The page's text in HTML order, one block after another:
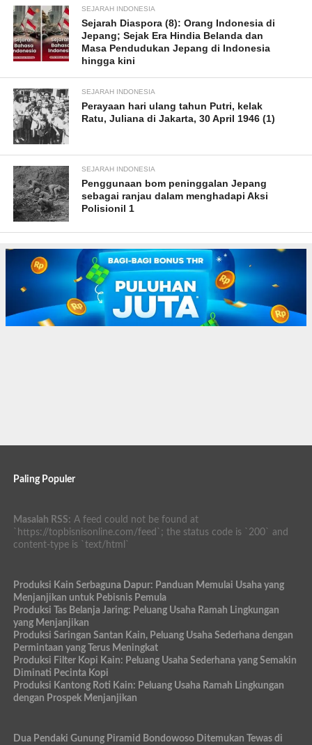
SEJARAH INDONESIA
Sejarah Diaspora (8): Orang Indonesia di
Jepang; Sejak Era Hindia Belanda dan
Masa Pendudukan Jepang di Indonesia
hingga kini
SEJARAH INDONESIA
Perayaan hari ulang tahun Putri, kelak
Ratu, Juliana di Jakarta, 30 April 1946 (1)
SEJARAH INDONESIA
Penggunaan bom peninggalan Jepang
sebagai ranjau dalam menghadapi Aksi
Polisionil 1
Paling Populer
Masalah RSS: A feed could not be found at
`https://topbisnisonline.com/feed`; the status code is `200` and
content-type is `text/html`
Produksi Kain Serbaguna Dapur: Panduan Memulai Usaha yang
Menjanjikan untuk Pebisnis Pemula
Produksi Tas Belanja Jaring: Peluang Usaha Ramah Lingkungan
yang Menjanjikan
Produksi Saringan Santan Kain, Peluang Usaha Sederhana dengan
Permintaan yang Terus Meningkat
Produksi Filter Kopi Kain: Peluang Usaha Sederhana yang Semakin
Diminati Pecinta Kopi
Produksi Kantong Roti Kain: Peluang Usaha Ramah Lingkungan
dengan Prospek Menjanjikan
Dua Pendaki Gunung Piramid Bondowoso Ditemukan Tewas di